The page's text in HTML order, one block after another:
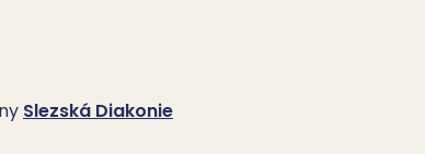
Slezská Diakonie